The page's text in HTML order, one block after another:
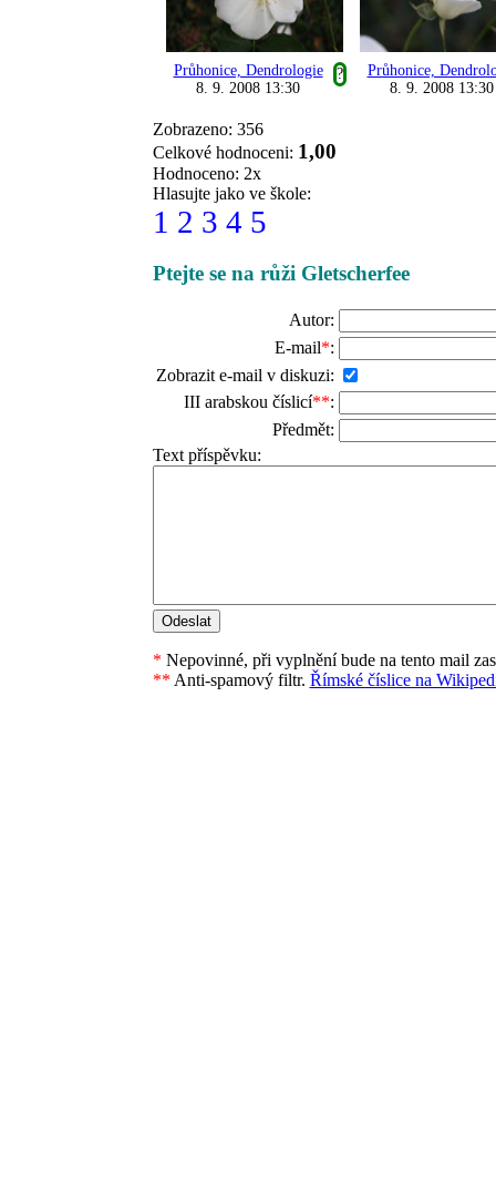
Průhonice, Dendrologie
?
8. 9. 2008 13:30
Průhonice,
8. 9. 2008 13:30
Zobrazeno: 356
Celkové hodnoceni: 1,00
Hodnoceno: 2x
Hlasujte jako ve škole:
1 2 3 4 5
Ptejte se na růži Gletscherfee
Autor:
E-mail*:
Zobrazit e-mail v diskuzi:
III arabskou číslicí**:
Předmět:
Text příspěvku:
* Nepovinné, při vyplnění bude na tento mail
** Anti-spamový filtr. Římské číslice na